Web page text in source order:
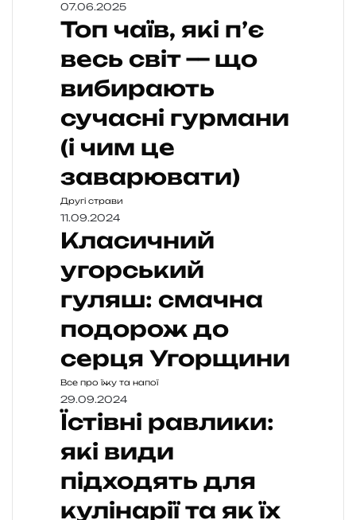
07.06.2025
Топ чаїв, які п’є
весь світ — що
вибирають
сучасні гурмани
(і чим це
заварювати)
Другі страви
11.09.2024
Класичний
угорський
гуляш: смачна
подорож до
серця Угорщини
Все про їжу та напої
29.09.2024
Їстівні равлики:
які види
підходять для
кулінарії та як їх